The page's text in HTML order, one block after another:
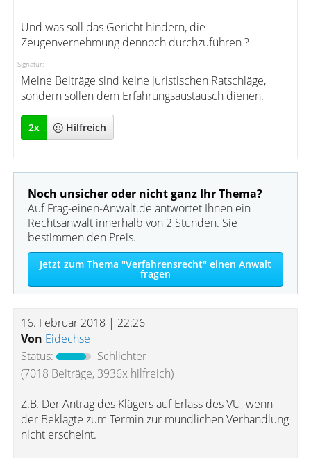
Und was soll das Gericht hindern, die
Zeugenvernehmung dennoch durchzuführen ?
Signatur:
Meine Beiträge sind keine juristischen Ratschläge,
sondern sollen dem Erfahrungsaustausch dienen.
2x Hilfreich
Noch unsicher oder nicht ganz Ihr Thema?
Auf Frag-einen-Anwalt.de antwortet Ihnen ein
Rechtsanwalt innerhalb von 2 Stunden. Sie
bestimmen den Preis.
Jetzt zum Thema "Verfahrensrecht" einen Anwalt
fragen
16. Februar 2018 | 22:26
Von Eidechse
Status:
Schlichter
(7018 Beiträge, 3936x hilfreich)
Z.B. Der Antrag des Klägers auf Erlass des VU, wenn
der Beklagte zum Termin zur mündlichen Verhandlung
nicht erscheint.